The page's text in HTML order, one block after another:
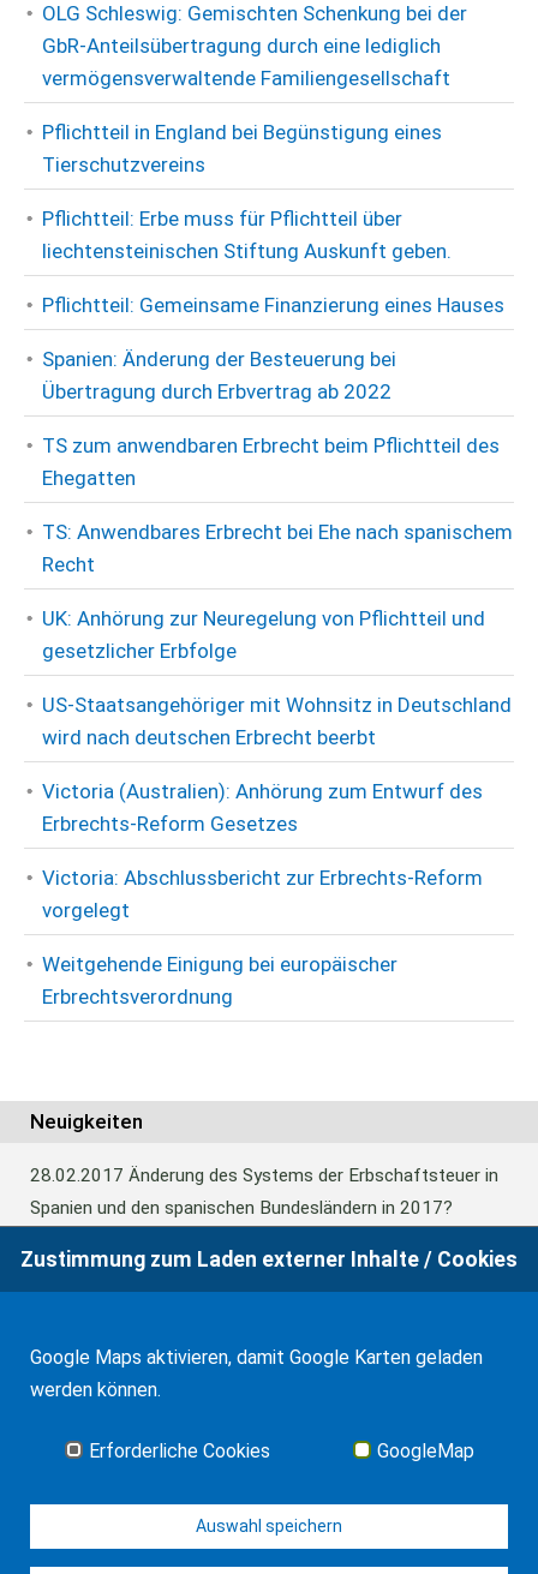
OLG Schleswig: Gemischten Schenkung bei der
GbR-Anteilsübertragung durch eine lediglich
vermögensverwaltende Familiengesellschaft
Pflichtteil in England bei Begünstigung eines
Tierschutzvereins
Pflichtteil: Erbe muss für Pflichtteil über
liechtensteinischen Stiftung Auskunft geben.
Pflichtteil: Gemeinsame Finanzierung eines Hauses
Spanien: Änderung der Besteuerung bei
Übertragung durch Erbvertrag ab 2022
TS zum anwendbaren Erbrecht beim Pflichtteil des
Ehegatten
TS: Anwendbares Erbrecht bei Ehe nach spanischem
Recht
UK: Anhörung zur Neuregelung von Pflichtteil und
gesetzlicher Erbfolge
US-Staatsangehöriger mit Wohnsitz in Deutschland
wird nach deutschen Erbrecht beerbt
Victoria (Australien): Anhörung zum Entwurf des
Erbrechts-Reform Gesetzes
Victoria: Abschlussbericht zur Erbrechts-Reform
vorgelegt
Weitgehende Einigung bei europäischer
Erbrechtsverordnung
Neuigkeiten
28.02.2017 Änderung des Systems der Erbschaftsteuer in
Spanien und den spanischen Bundesländern in 2017?
24.06.2016Europäisches Güterrecht verabschiedet
01.01.2016
Erbschaftsteuer und Schenkungssteuer der
Zustimmung zum Laden externer Inhalte / Cookies
Google Maps aktivieren, damit Google Karten geladen
werden können.
Erforderliche Cookies GoogleMap
Auswahl speichern